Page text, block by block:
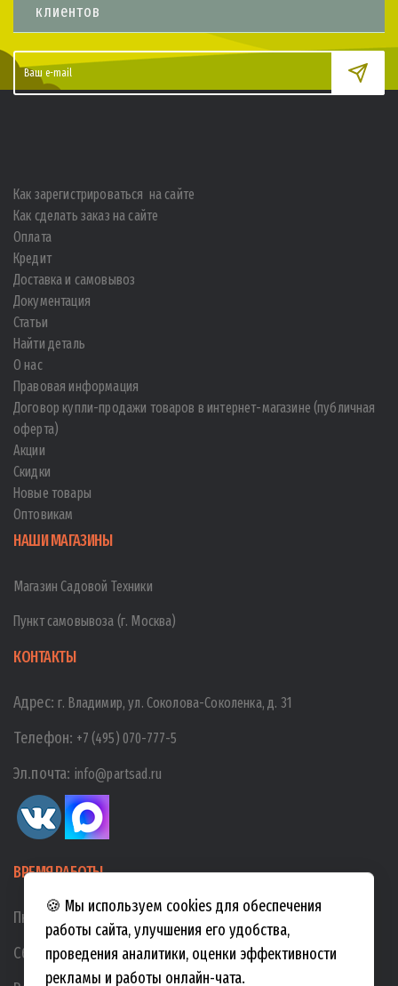
клиентов
Как зарегистрироваться на сайте
Как сделать заказ на сайте
Оплата
Кредит
Доставка и самовывоз
Документация
Статьи
Найти деталь
О нас
Правовая информация
Договор купли-продажи товаров в интернет-магазине (публичная
оферта)
Акции
Скидки
Новые товары
Оптовикам
НАШИ МАГАЗИНЫ
Магазин Садовой Техники
Пункт самовывоза (г. Москва)
КОНТАКТЫ
Адрес:г. Владимир, ул. Соколова-Соколенка, д. 31
Телефон: +7 (495) 070-777-5
Эл.почта: info@partsad.ru
ВРЕМЯ РАБОТЫ
Пн-Пт: 10:00-19:00
Сб:
10:00-17:00
🍪 Мы используем cookies для обеспечения
работы сайта, улучшения его удобства,
проведения аналитики, оценки эффективности
рекламы и работы онлайн-чата.